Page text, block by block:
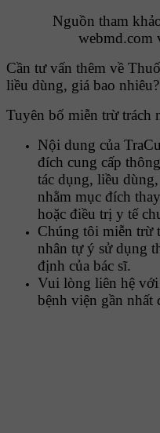
Nguồn tham
webmd.com
Cần tư vấn thêm về
liều dùng, giá bao
Tuyên bố miễn trừ trách
Nội dung của
đích cung cấp
tác dụng, liều
nhằm mục đích
hoặc điều trị y tế
Chúng tôi miễn trừ
nhân tự ý sử dụng
định của bác sĩ.
Vui lòng liên hệ với
bệnh viện gần nhất